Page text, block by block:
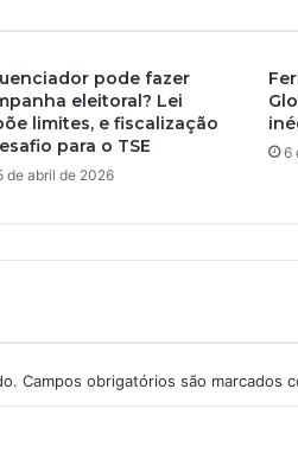
pode fazer
eleitoral? Lei
limites, e fiscalização
para o TSE
de abril de 2026
6
Campos obrigatórios são marcados